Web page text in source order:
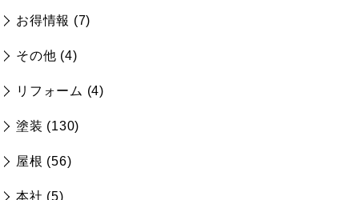
お得情報 (7)
その他 (4)
リフォーム (4)
塗装 (130)
屋根 (56)
本社 (5)